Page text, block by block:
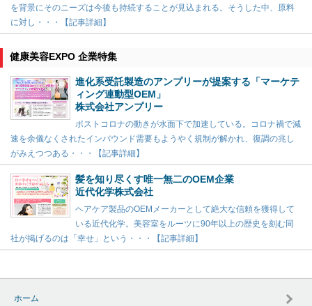
を背景にそのニーズは今後も持続することが見込まれる。そうした中、原料
に対し・・・【記事詳細】
健康美容EXPO 企業特集
進化系受託製造のアンプリーが提案する「マーケテ
ィング連動型OEM」
株式会社アンプリー
ポストコロナの動きが水面下で加速している。コロナ禍で減
速を余儀なくされたインバウンド需要もようやく規制が解かれ、復調の兆し
がみえつつある・・・【記事詳細】
髪を知り尽くす唯一無二のOEM企業
近代化学株式会社
ヘアケア製品のOEMメーカーとして絶大な信頼を獲得して
いる近代化学。美容室をルーツに90年以上の歴史を刻む同
社が掲げるのは「幸せ」という・・・【記事詳細】
ホーム